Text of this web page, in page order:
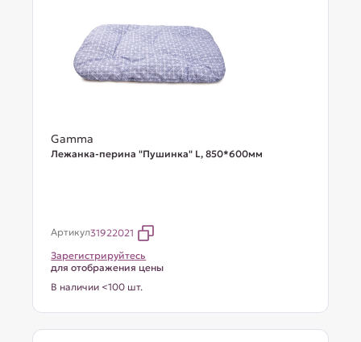
Gamma
Лежанка-перина "Пушинка" L, 850*600мм
Артикул31922021
Зарегистрируйтесь
для отображения цены
В наличии <100 шт.